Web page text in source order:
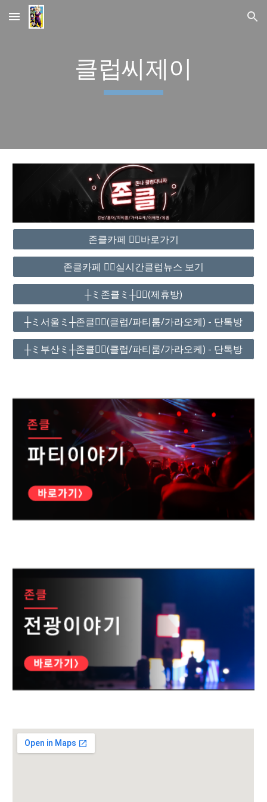
Skip to main content Skip to navigation
클럽씨제이
존클카페 ❤️‍🔥바로가기
존클카페 ❤️‍🔥실시간클럽뉴스 보기
┼ミ존클ミ┼❤️‍🔥(제휴방)
┼ミ서울ミ┼존클❤️‍🔥(클럽/파티룸/가라오케) - 단톡방
┼ミ부산ミ┼존클❤️‍🔥(클럽/파티룸/가라오케) - 단톡방